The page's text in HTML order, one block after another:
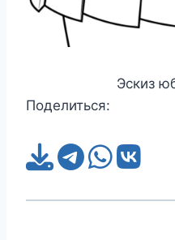
Эскиз
Поделиться: